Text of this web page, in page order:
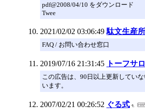
pdf@2008/04/10 をダウンロード
Twee
2021/02/02 03:06:49 駄文生産所
FAQ / お問い合わせ窓口
2019/07/16 21:31:45 トーフサ
この広告は、90日以上更新してい
います。
2007/02/21 00:26:52 ぐる式